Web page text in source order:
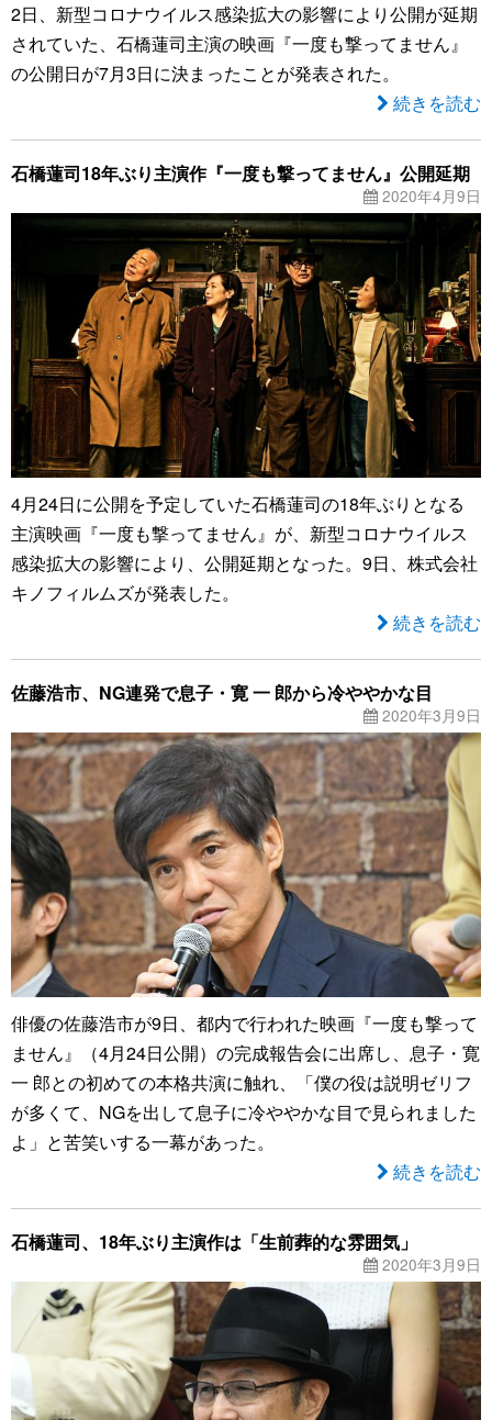
2日、新型コロナウイルス感染拡大の影響により公開が延期
されていた、石橋蓮司主演の映画『一度も撃ってません』
の公開日が7月3日に決まったことが発表された。
続きを読む
石橋蓮司18年ぶり主演作『一度も撃ってません』公開延期
2020年4月9日
4月24日に公開を予定していた石橋蓮司の18年ぶりとなる
主演映画『一度も撃ってません』が、新型コロナウイルス
感染拡大の影響により、公開延期となった。9日、株式会社
キノフィルムズが発表した。
続きを読む
佐藤浩市、NG連発で息子・寛 一 郎から冷ややかな目
2020年3月9日
俳優の佐藤浩市が9日、都内で行われた映画『一度も撃って
ません』（4月24日公開）の完成報告会に出席し、息子・寛
一 郎との初めての本格共演に触れ、「僕の役は説明ゼリフ
が多くて、NGを出して息子に冷ややかな目で見られました
よ」と苦笑いする一幕があった。
続きを読む
石橋蓮司、18年ぶり主演作は「生前葬的な雰囲気」
2020年3月9日